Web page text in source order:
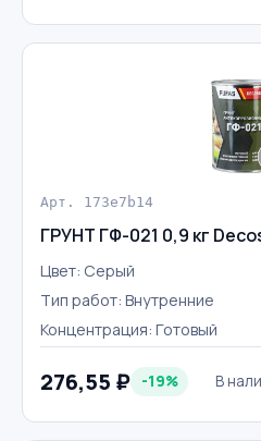
Арт. 173e7b14
ГРУНТ ГФ-021 0,9 кг
Цвет: Серый
Тип работ: Внутренние
Концентрация: Готовый
276,55 ₽ -19% В